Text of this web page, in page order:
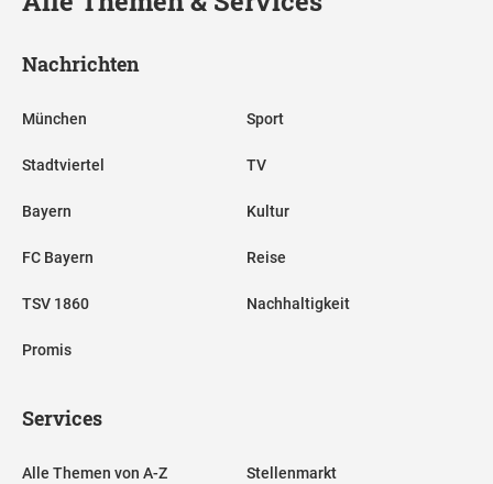
Nachrichten
München
Stadtviertel
Bayern
FC Bayern
TSV 1860
Promis
Sport
TV
Kultur
Reise
Nachhaltigkeit
Services
Alle Themen von A-Z Stellenmarkt